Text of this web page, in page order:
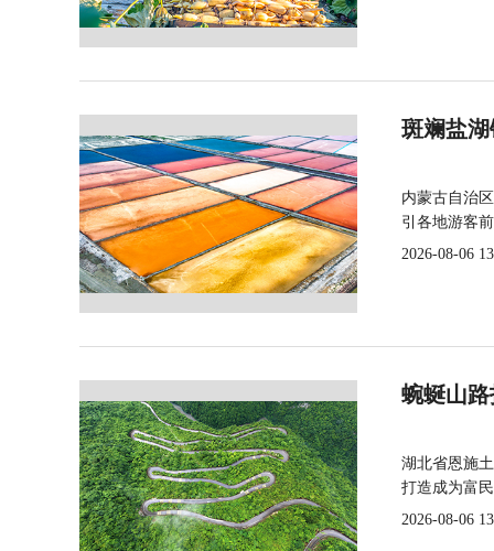
斑斓盐
内蒙古自治
引各地游客
2026-08-06
蜿蜒山
湖北省恩施
打造成为富
2026-08-06